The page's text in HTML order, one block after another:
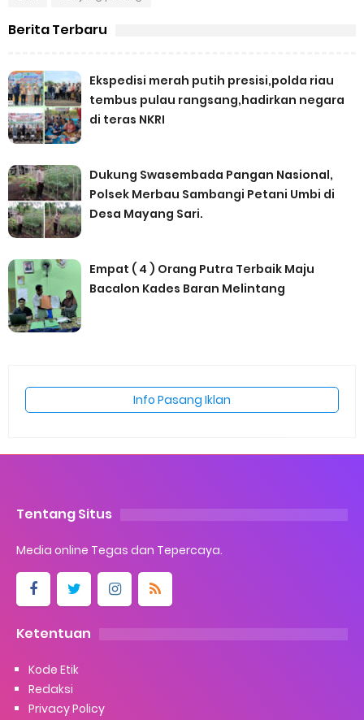
Berita Terbaru
Ekspedisi merah putih presisi,polda riau
tembus pulau rangsang,hadirkan negara
di teras NKRI
Dukung Swasembada Pangan Nasional,
Polsek Merbau Sambangi Petani Umbi di
Desa Mayang Sari.
Empat ( 4 ) Orang Putra Terbaik Maju
Bacalon Kades Baran Melintang
Info Pasang Iklan
Tentang Situs
Media online Tegas dan Tepercaya.
Ketentuan
Kode Etik
Redaksi
Privacy Policy